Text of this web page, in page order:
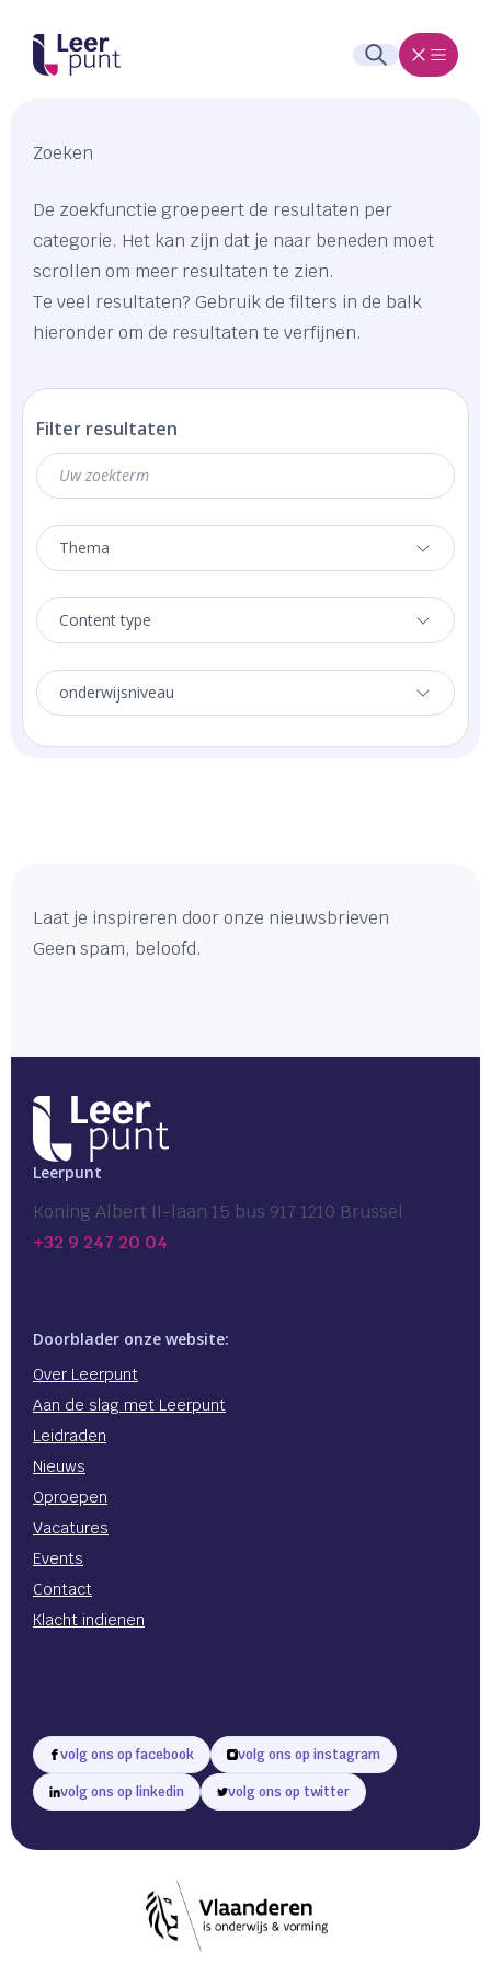
Zoeken
De zoekfunctie groepeert de resultaten per
categorie. Het kan zijn dat je naar beneden moet
scrollen om meer resultaten te zien.
Te veel resultaten? Gebruik de filters in de balk
hieronder om de resultaten te verfijnen.
Filter resultaten
Thema
Content type
onderwijsniveau
Laat je inspireren door onze nieuwsbrieven
Geen spam, beloofd.
Leerpunt
Koning Albert II-laan 15 bus 917 1210 Brussel
+32 9 247 20 04
Doorblader onze website:
Over Leerpunt
Aan de slag met Leerpunt
Leidraden
Nieuws
Oproepen
Vacatures
Events
Contact
Klacht indienen
volg ons op facebook volg ons op instagram
volg ons op linkedin volg ons op twitter